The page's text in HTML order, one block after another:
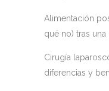
Alimentación
qué no) tras
Cirugía
diferencias y